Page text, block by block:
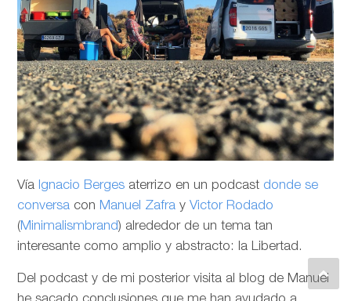
Vía Ignacio Berges aterrizo en un podcast donde se
conversa con Manuel Zafra y Victor Rodado
(Minimalismbrand) alrededor de un tema tan
interesante como amplio y abstracto: la Libertad.
Del podcast y de mi posterior visita al blog de Manuel